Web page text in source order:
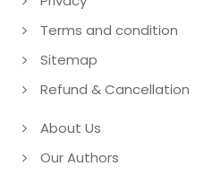
Terms and condition
Sitemap
Refund & Cancellation
About Us
Our Authors